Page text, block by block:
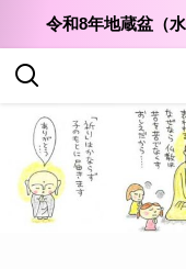
令和8年地蔵盆（